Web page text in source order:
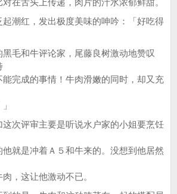
在舌头上传递，肉片的汁水浓郁鲜甜。
红，发出极度美味的呻吟：「好吃得
和牛评论家，尾藤良树激动地赞叹
完成的事情！牛肉滑嫩的同时，却又充
评审主要是听说水户家的小姐要烹饪
就是冲着Ａ５和牛来的。没想到他居然
，这让他激动不已。